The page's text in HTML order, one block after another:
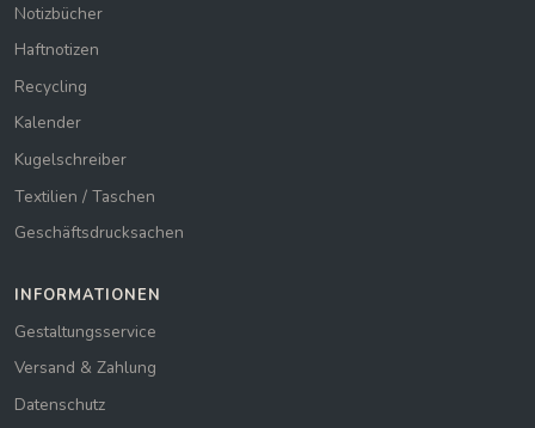
Notizbücher
Haftnotizen
Recycling
Kalender
Kugelschreiber
Textilien / Taschen
Geschäftsdrucksachen
INFORMATIONEN
Gestaltungsservice
Versand & Zahlung
Datenschutz